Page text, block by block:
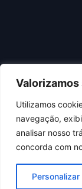
Utilizamos
navegação,
analisar nosso
concorda com
Personalizar